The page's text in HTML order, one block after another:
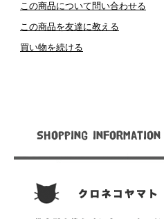
この商品について問い合わせる
この商品を友達に教える
買い物を続ける